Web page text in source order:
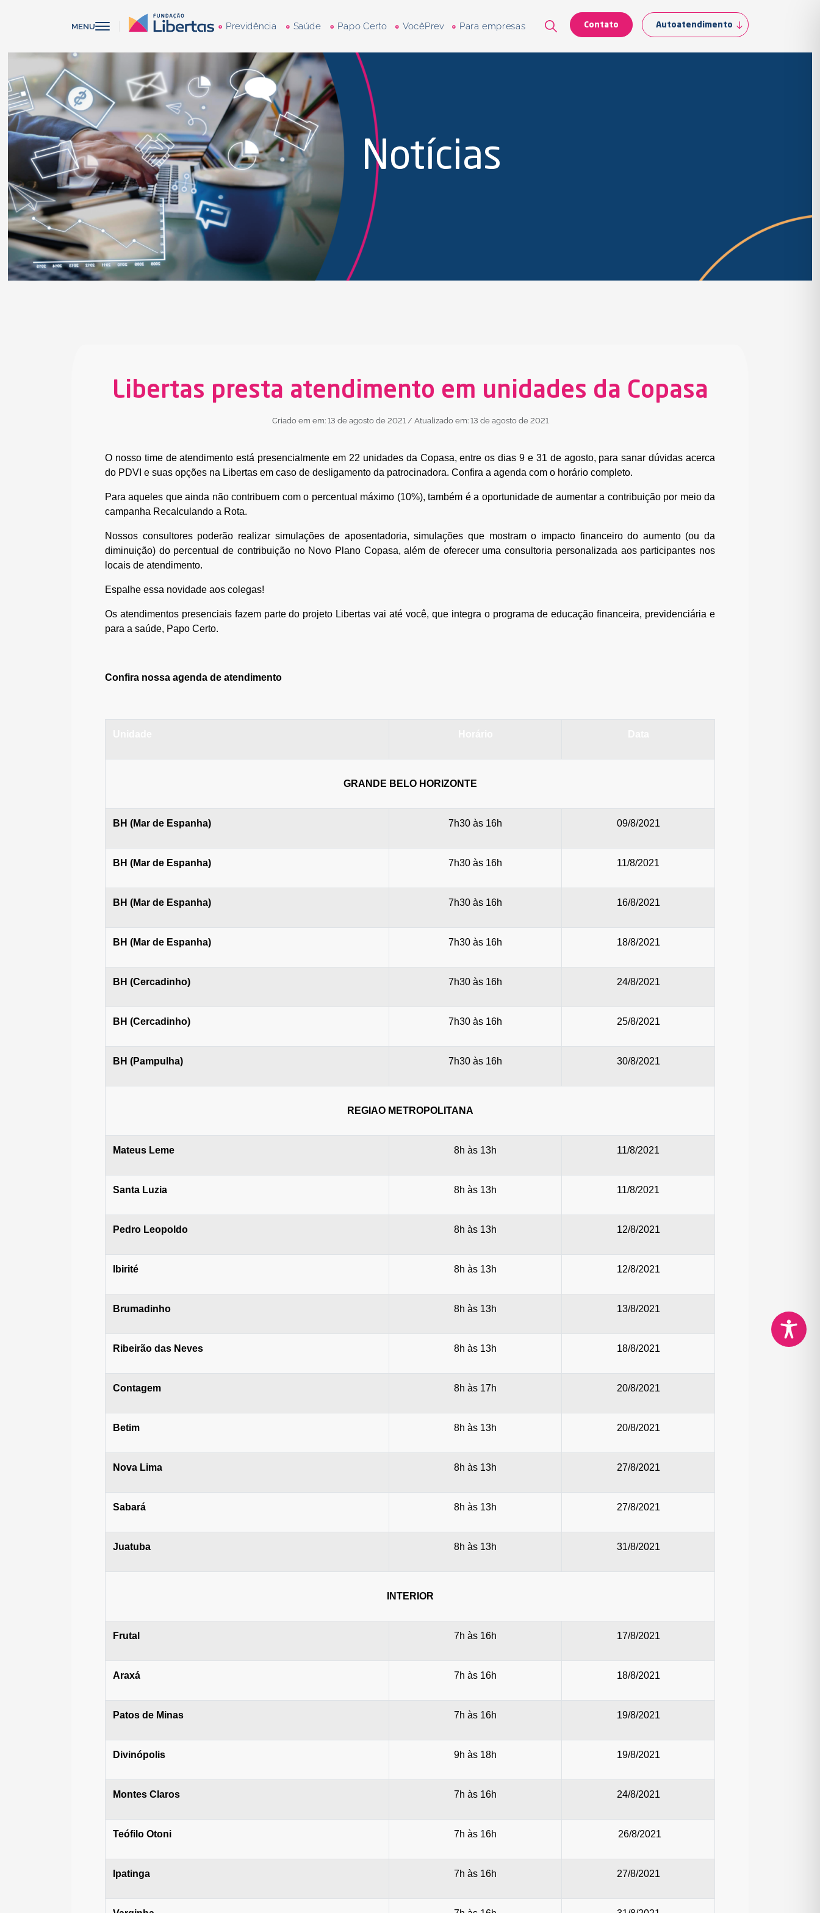
MENU Previdência Saúde Papo Certo VocêPrev Para empresas Contato Autoatendimento
Notícias
Libertas presta atendimento em unidades da Copasa
Criado em em: 13 de agosto de 2021 / Atualizado em: 13 de agosto de 2021
O nosso time de atendimento está presencialmente em 22 unidades da Copasa, entre os dias 9 e 31 de agosto, para sanar dúvidas acerca
do PDVI e suas opções na Libertas em caso de desligamento da patrocinadora. Confira a agenda com o horário completo.
Para aqueles que ainda não contribuem com o percentual máximo (10%), também é a oportunidade de aumentar a contribuição por meio da
campanha Recalculando a Rota.
Nossos consultores poderão realizar simulações de aposentadoria, simulações que mostram o impacto financeiro do aumento (ou da
diminuição) do percentual de contribuição no Novo Plano Copasa, além de oferecer uma consultoria personalizada aos participantes nos
locais de atendimento.
Espalhe essa novidade aos colegas!
Os atendimentos presenciais fazem parte do projeto Libertas vai até você, que integra o programa de educação financeira, previdenciária e
para a saúde, Papo Certo.
Confira nossa agenda de atendimento
GRANDE BELO HORIZONTE
BH (Mar de Espanha) 7h30 às 16h 09/8/2021
BH (Mar de Espanha) 7h30 às 16h 11/8/2021
BH (Mar de Espanha) 7h30 às 16h 16/8/2021
BH (Mar de Espanha) 7h30 às 16h 18/8/2021
BH (Cercadinho) 7h30 às 16h 24/8/2021
BH (Cercadinho) 7h30 às 16h 25/8/2021
BH (Pampulha) 7h30 às 16h 30/8/2021
REGIAO METROPOLITANA
Mateus Leme 8h às 13h 11/8/2021
Santa Luzia 8h às 13h 11/8/2021
Pedro Leopoldo 8h às 13h 12/8/2021
Ibirité 8h às 13h 12/8/2021
Brumadinho 8h às 13h 13/8/2021
Ribeirão das Neves 8h às 13h 18/8/2021
Contagem 8h às 17h 20/8/2021
Betim 8h às 13h 20/8/2021
Nova Lima 8h às 13h 27/8/2021
Sabará 8h às 13h 27/8/2021
Juatuba 8h às 13h 31/8/2021
INTERIOR
Frutal 7h às 16h 17/8/2021
Araxá 7h às 16h 18/8/2021
Patos de Minas 7h às 16h 19/8/2021
Divinópolis 9h às 18h 19/8/2021
Montes Claros 7h às 16h 24/8/2021
Teófilo Otoni 7h às 16h 26/8/2021
Ipatinga 7h às 16h 27/8/2021